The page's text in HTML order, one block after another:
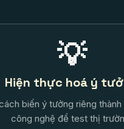
💡
Hiện thực hoá ý
biến ý tưởng riêng thành
công nghệ để test thị